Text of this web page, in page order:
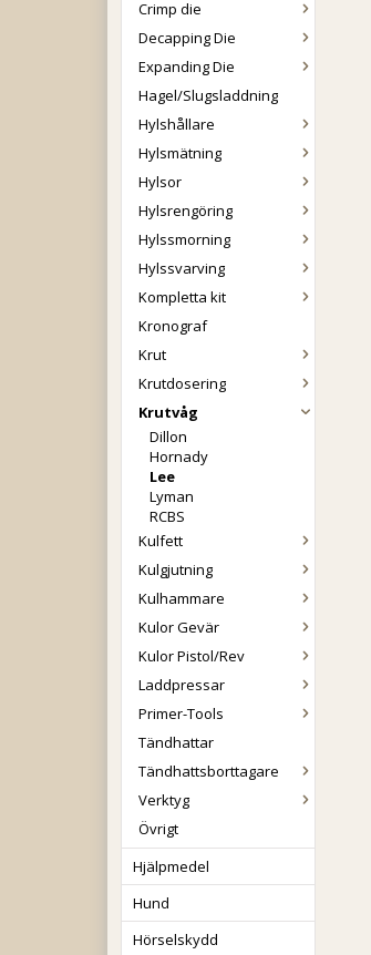
Crimp die
Decapping Die
Expanding Die
Hagel/Slugsladdning
Hylshållare
Hylsmätning
Hylsor
Hylsrengöring
Hylssmorning
Hylssvarving
Kompletta kit
Kronograf
Krut
Krutdosering
Krutvåg
Dillon
Hornady
Lee
Lyman
RCBS
Kulfett
Kulgjutning
Kulhammare
Kulor Gevär
Kulor Pistol/Rev
Laddpressar
Primer-Tools
Tändhattar
Tändhattsborttagare
Verktyg
Övrigt
Hjälpmedel
Hund
Hörselskydd